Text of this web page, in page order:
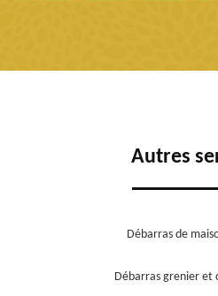
Autres
Débarras de
Débarras grenier et